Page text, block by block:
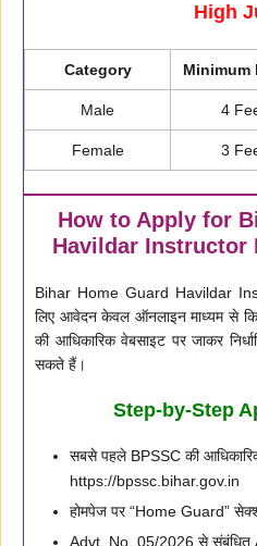
High
Category Minimum
Male 4
Female 3
How to Apply for
Havildar Instructor
Bihar Home Guard Havildar
लिए आवेदन केवल ऑनलाइन माध्यम से
की आधिकारिक वेबसाइट पर जाकर
सकते हैं।
Step-by-Step
सबसे पहले BPSSC की
https://bpssc.bihar.gov.in
होमपेज पर “Home Guard”
Advt. No. 05/2026 से संबंधित